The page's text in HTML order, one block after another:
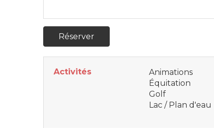
Réserver
Activités
Animations
Équitation
Golf
Lac / Plan d'eau